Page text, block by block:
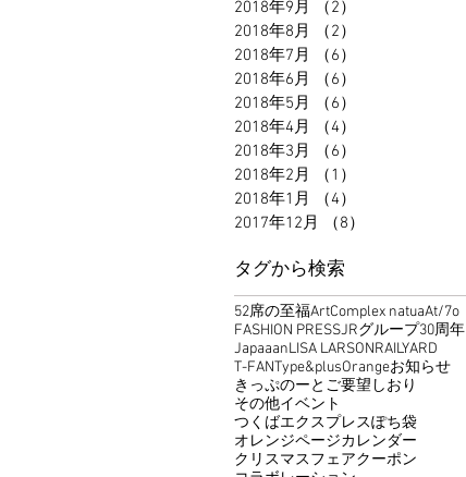
2018年9月
（2）
2018年8月
（2）
2018年7月
（6）
2018年6月
（6）
2018年5月
（6）
2018年4月
（4）
2018年3月
（6）
2018年2月
（1）
2018年1月
（4）
2017年12月
（8）
タグから検索
52席の至福ArtComplex natuaAt/7o
FASHION PRESSJRグループ30周年
JapaaanLISA LARSONRAILYARD
T-FANType&plusOrangeお知らせ
きっぷのーと ご要望しおり
その他イベント
つくばエクスプレスぽち袋
オレンジページカレンダー
クリスマスフェアクーポン